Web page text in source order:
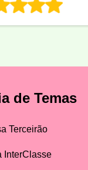
de Temas
Terceirão
InterClasse